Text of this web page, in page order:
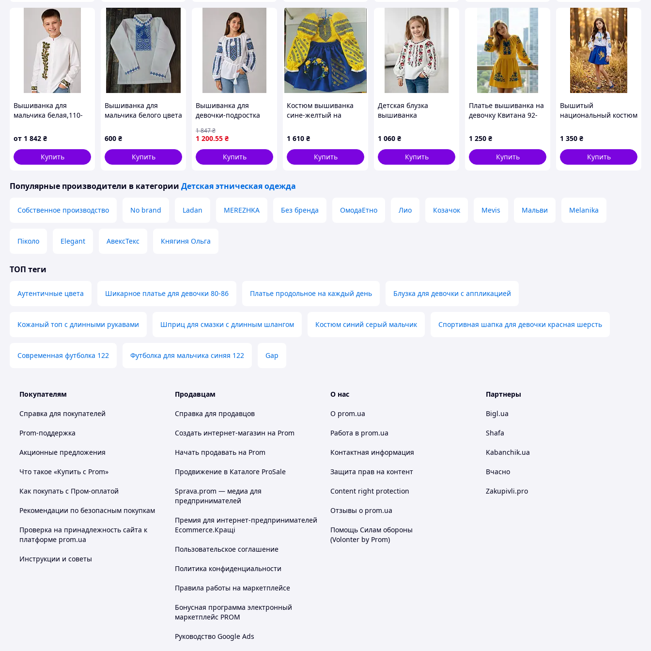
У Вас виникли запитання щодо товару?
Телефонуйте +38 (067) 967 22 08
Як придбати Товар в інтернет магазині "Скарбниця-Карпат"?
Зробіть замовлення Очікуйте дзвінка
Оплатіть Ваше
замовлення
Отримайте товар
Якість
Індивідуальний дизайн
Професійна консультація продавця
найрізноманітніші вироби ручної роботи від кращих майстрів "Карпатського
шкіри,вироби з дерева сувенірна продукціята багато інших цікавих дрібничок на будь-який смак.
Ваших рідних.
Незабудьте переглянути Новинки!
Вдалих Вам закупів!
Вышиванка для
мальчика белая,110-
от 1 842 ₴
Купить
Вышиванка для
мальчика белого цвета
600 ₴
Купить
Вышиванка для
девочки-подростка
домотканом полотне
152-170 рр
1 200.55 ₴
1 847₴
Купить
Костюм вышиванка
сине-желтый на
размер
1 610 ₴
Купить
Детская блузка
вышиванка
116 до 152 белая
1 060 ₴
Купить
Платье вышиванка на
девочку Квитана 92-
1 250 ₴
Купить
Вышитый
национальный костюм
1 350 ₴
Купить
Популярные производители в категории Детская этническая одежда
Собственное производство No brand Ladan MEREZHKA Без бренда ОмодаЕтно Лио Козачок Mevis Мальви Melanika
Піколо Elegant АвексТекс Княгиня Ольга
ТОП теги
Аутентичные цвета Шикарное платье для девочки 80-86 Платье продольное на каждый день Блузка для девочки с аппликацией
Кожаный топ с длинными рукавами Шприц для смазки с длинным шлангом Костюм синий серый мальчик Спортивная шапка для девочки красная шерсть
Современная футболка 122 Футболка для мальчика синяя 122 Gap
Покупателям
Справка для покупателей
Prom-поддержка
Акционные предложения
Что такое «Купить с Prom»
Как покупать с Пром-оплатой
Рекомендации по безопасным покупкам
Проверка на принадлежность сайта к
платформе prom.ua
Инструкции и советы
Продавцам
Справка для продавцов
Создать интернет-магазин на Prom
Начать продавать на Prom
Продвижение в Каталоге ProSale
Sprava.prom — медиа для
предпринимателей
Премия для интернет-предпринимателей
Ecommerce.Кращі
Пользовательское соглашение
Политика конфиденциальности
Правила работы на маркетплейсе
Бонусная программа электронный
маркетплейс PROM
Руководство Google Ads
О нас
О prom.ua
Работа в prom.ua
Контактная информация
Защита прав на контент
Content right protection
Отзывы о prom.ua
Помощь Силам обороны
(Volonter by Prom)
Партнеры
Bigl.ua
Shafa
Kabanchik.ua
Вчасно
Zakupivli.pro